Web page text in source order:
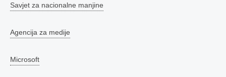
Savjet za nacionalne manjine
Agencija za medije
Microsoft